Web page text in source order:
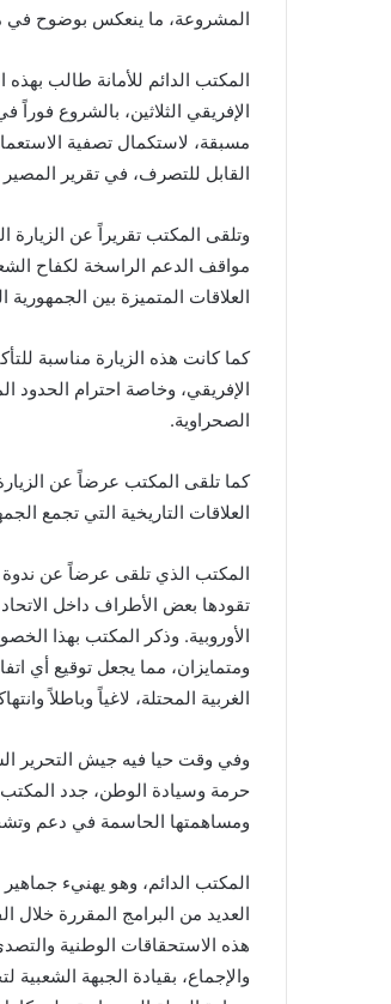
المشروعة، ما ينعكس بوضوح في
المكتب الدائم للأمانة طالب بهذه
الإفريقي الثلاثين، بالشروع
مسبقة، لاستكمال تصفية
القابل للتصرف، في تقرير المصير
وتلقى المكتب تقريراً عن
مواقف الدعم الراسخة لكفاح
العلاقات المتميزة بين
كما كانت هذه الزيارة مناسبة
الإفريقي، وخاصة احترام الحدود
الصحراوية.
كما تلقى المكتب عرضاً عن
العلاقات التاريخية التي تجمع
المكتب الذي تلقى عرضاً عن ندوة
تقودها بعض الأطراف داخل
الأوروبية. وذكر المكتب بهذا
ومتمايزان، مما يجعل توقيع أي
الغربية المحتلة، لاغياً وباطلاً
وفي وقت حيا فيه جيش التحرير
حرمة وسيادة الوطن، جدد المكتب
ومساهمتها الحاسمة في دعم
المكتب الدائم، وهو يهنيء
العديد من البرامج المقررة خلال
هذه الاستحقاقات الوطنية
والإجماع، بقيادة الجبهة